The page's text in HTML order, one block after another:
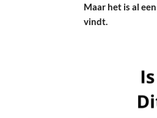
Maar het is al
vindt.